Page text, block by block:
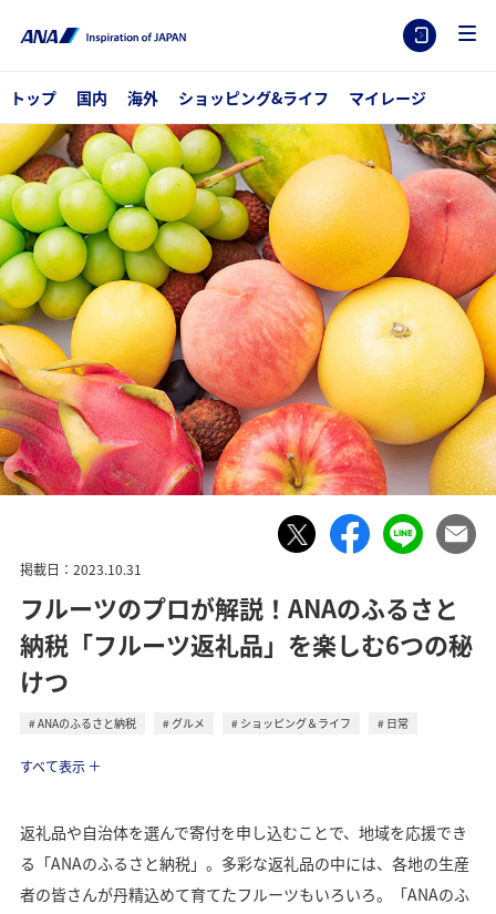
トップ 国内 海外 ショッピング&ライフ マイレージ
掲載日：2023.10.31
フルーツのプロが解説！ANAのふるさと
納税「フルーツ返礼品」を楽しむ6つの秘
けつ
ANAのふるさと納税 グルメ ショッピング＆ライフ
日常
すべて表示
返礼品や自治体を選んで寄付を申し込むことで、地域を応援でき
る「ANAのふるさと納税」。多彩な返礼品の中には、各地の生産
者の皆さんが丹精込めて育てたフルーツもいろいろ。「ANAのふ